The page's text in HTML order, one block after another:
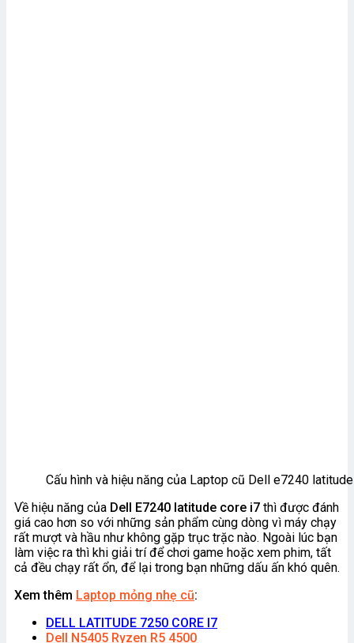
Cấu hình và hiệu năng của Laptop cũ Dell e7240
Về hiệu năng của Dell E7240 latitude core i7 thì được đánh
giá cao hơn so với những sản phẩm cùng dòng vì máy chạy
rất mượt và hầu như không gặp trục trặc nào. Ngoài lúc bạn
làm việc ra thì khi giải trí để chơi game hoặc xem phim, tất
cả đều chạy rất ổn, để lại trong bạn những dấu ấn khó quên.
Xem thêm Laptop mỏng nhẹ cũ:
DELL LATITUDE 7250 CORE I7
Dell N5405 Ryzen R5 4500